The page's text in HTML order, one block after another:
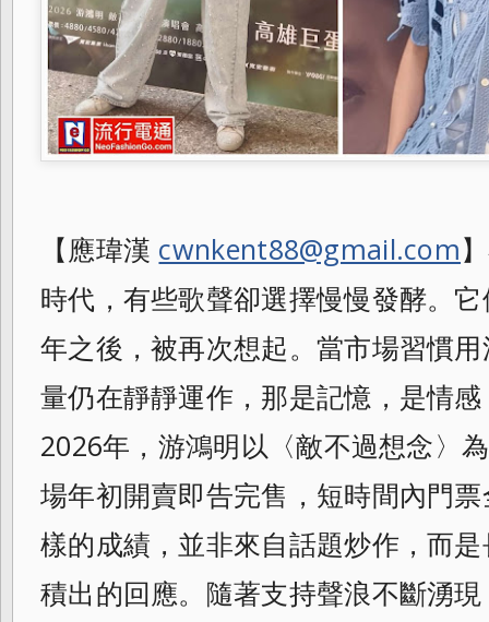
【應瑋漢 cwnkent88@gmail.com
時代，有些歌聲卻選擇慢慢發酵。
年之後，被再次想起。當市場習慣
量仍在靜靜運作，那是記憶，是情
2026年，游鴻明以〈敵不過想念〉
場年初開賣即告完售，短時間內門
樣的成績，並非來自話題炒作，而
積出的回應。隨著支持聲浪不斷湧